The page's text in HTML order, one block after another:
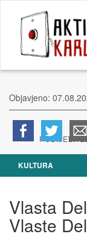
Objavjeno:
KULTURA
Vlasta
Vlaste